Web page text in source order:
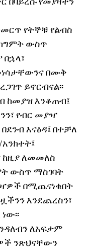
የትኞቹ የልብስ
ውስጥ
በሙቅ
ይኖርብናል፡፡
ከመያዝ እንቆጠብ፤
የብር መያዣ
እናፅዳ፤ በተቻለ
ለመመለስ
ውስጥ ማስገባት
በሚጨናነቁበት
እንደጨረስን፣
ለአፍታም
ንጽህናቸውን